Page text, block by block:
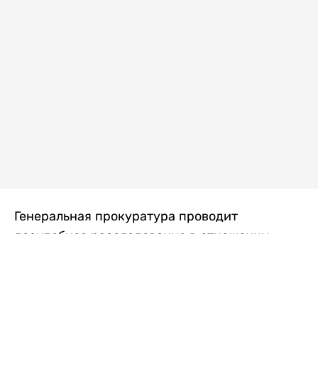
Генеральная прокуратура проводит
досудебное расследование в отношении